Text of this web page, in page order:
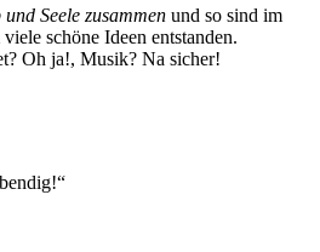
Seele zusammen und so sind im
schöne Ideen entstanden.
Oh ja!, Musik? Na sicher!